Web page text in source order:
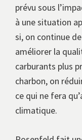
prévu sous
à une situation
si, on continue
améliorer la
carburants plus
charbon, on
ce qui ne fera
climatique.